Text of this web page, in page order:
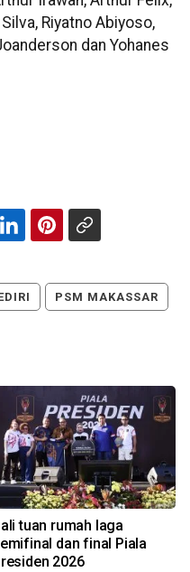
Riyatno Abiyoso,
dan Yohanes
PSM MAKASSAR
tuan rumah laga
dan final Piala
2026